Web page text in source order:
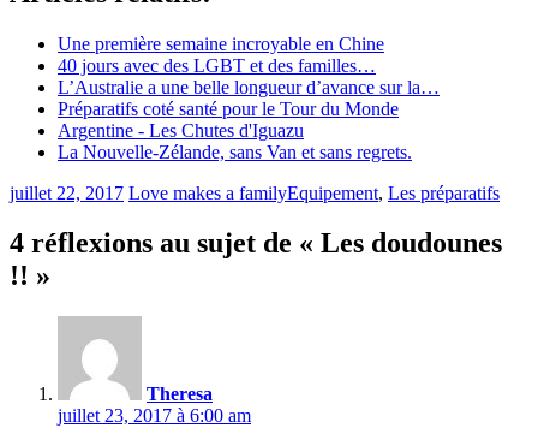
Une première semaine incroyable en Chine
40 jours avec des LGBT et des familles…
L’Australie a une belle longueur d’avance sur la…
Préparatifs coté santé pour le Tour du Monde
Argentine - Les Chutes d'Iguazu
La Nouvelle-Zélande, sans Van et sans regrets.
juillet 22, 2017 Love makes a familyEquipement, Les préparatifs
4 réflexions au sujet de « Les doudounes
!! »
Theresa
juillet 23, 2017 à 6:00 am